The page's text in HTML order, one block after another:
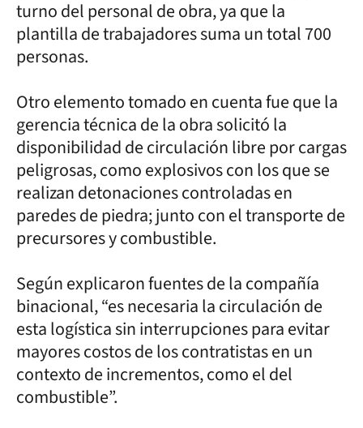
turno del personal de obra, ya que la
plantilla de trabajadores suma un total 700
personas.
Otro elemento tomado en cuenta fue que la
gerencia técnica de la obra solicitó la
disponibilidad de circulación libre por cargas
peligrosas, como explosivos con los que se
realizan detonaciones controladas en
paredes de piedra; junto con el transporte de
precursores y combustible.
Según explicaron fuentes de la compañía
binacional, “es necesaria la circulación de
esta logística sin interrupciones para evitar
mayores costos de los contratistas en un
contexto de incrementos, como el del
combustible”.